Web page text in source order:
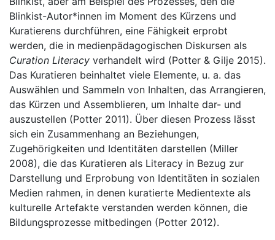
Blinkist-Autor*innen im Moment des Kürzens und
Kuratierens durchführen, eine Fähigkeit erprobt
werden, die in medienpädagogischen Diskursen als
Curation Literacy verhandelt wird (Potter & Gilje 2015).
Das Kuratieren beinhaltet viele Elemente, u. a. das
Auswählen und Sammeln von Inhalten, das Arrangieren,
das Kürzen und Assemblieren, um Inhalte dar- und
auszustellen (Potter 2011). Über diesen Prozess lässt
sich ein Zusammenhang an Beziehungen,
Zugehörigkeiten und Identitäten darstellen (Miller
2008), die das Kuratieren als Literacy in Bezug zur
Darstellung und Erprobung von Identitäten in sozialen
Medien rahmen, in denen kuratierte Medientexte als
kulturelle Artefakte verstanden werden können, die
Bildungsprozesse mitbedingen (Potter 2012).